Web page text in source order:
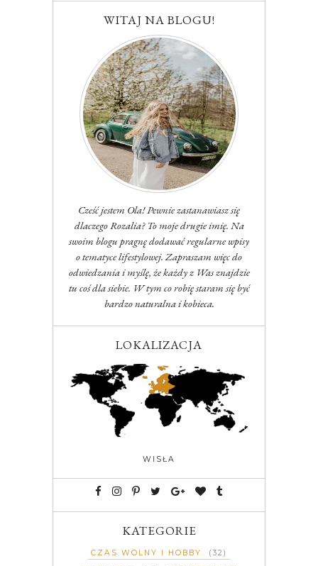
WITAJ NA BLOGU!
Cześć jestem Ola! Pewnie zastanawiasz się
dlaczego Rozalia? To moje drugie imię. Na
swoim blogu pragnę dodawać regularne wpisy
o tematyce lifestylowej. Zapraszam więc do
odwiedzania i myślę, że każdy z Was znajdzie
tu coś dla siebie. W tym co robię staram się być
bardzo naturalna i kobieca.
LOKALIZACJA
WISŁA
KATEGORIE
CZAS WOLNY I HOBBY
(32)